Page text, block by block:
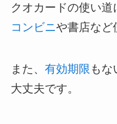
クオカードの使い
コンビニや書店など
また、 有効期限 もな
大丈夫です。